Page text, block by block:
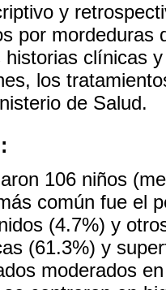
y
por mordeduras
historias clínicas
los
de Salud.
106 niños
común fue el
(4.7%) y
(61.3%) y
moderados